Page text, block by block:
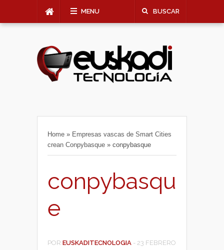
MENU BUSCAR
Home » Empresas vascas de Smart Cities
crean Conpybasque » conpybasque
conpybasqu
e
POR EUSKADITECNOLOGIA - 23 FEBRERO